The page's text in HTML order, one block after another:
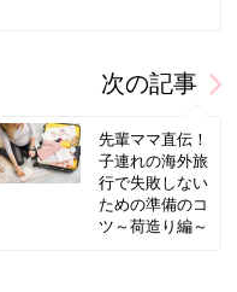
次の記事
先輩ママ直伝！
子連れの海外旅
行で失敗しない
ための準備のコ
ツ～荷造り編～